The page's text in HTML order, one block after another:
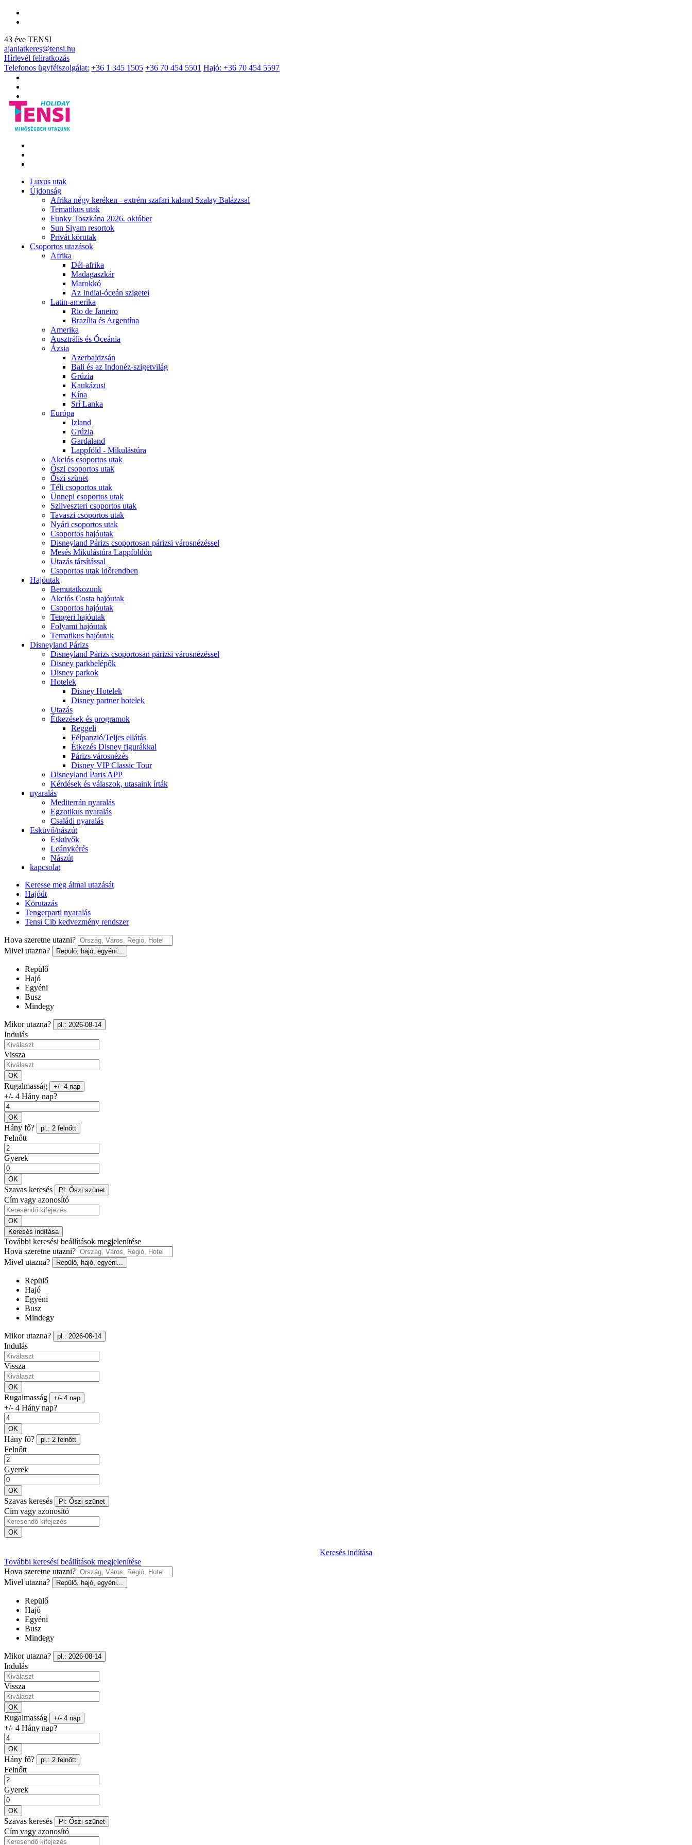
43 éve TENSI
ajanlatkeres@tensi.hu
Hírlevél feliratkozás
Telefonos ügyfélszolgálat: +36 1 345 1505 +36 70 454 5501 Hajó: +36 70 454 5597
Luxus utak
Újdonság
Afrika négy keréken - extrém szafari kaland Szalay Balázzsal
Tematikus utak
Funky Toszkána 2026. október
Sun Siyam resortok
Privát körutak
Csoportos utazások
Afrika
Dél-afrika
Madagaszkár
Marokkó
Az Indiai-óceán szigetei
Latin-amerika
Rio de Janeiro
Brazília és Argentína
Amerika
Ausztrális és Óceánia
Ázsia
Azerbajdzsán
Bali és az Indonéz-szigetvilág
Grúzia
Kaukázusi
Kína
Srí Lanka
Európa
Izland
Grúzia
Gardaland
Lappföld - Mikulástúra
Akciós csoportos utak
Őszi csoportos utak
Őszi szünet
Téli csoportos utak
Ünnepi csoportos utak
Szilveszteri csoportos utak
Tavaszi csoportos utak
Nyári csoportos utak
Csoportos hajóutak
Disneyland Párizs csoportosan párizsi városnézéssel
Mesés Mikulástúra Lappföldön
Utazás társítással
Csoportos utak időrendben
Hajóutak
Bemutatkozunk
Akciós Costa hajóutak
Csoportos hajóutak
Tengeri hajóutak
Folyami hajóutak
Tematikus hajóutak
Disneyland Párizs
Disneyland Párizs csoportosan párizsi városnézéssel
Disney parkbelépők
Disney parkok
Hotelek
Disney Hotelek
Disney partner hotelek
Utazás
Étkezések és programok
Reggeli
Félpanzió/Teljes ellátás
Étkezés Disney figurákkal
Párizs városnézés
Disney VIP Classic Tour
Disneyland Paris APP
Kérdések és válaszok, utasaink írták
nyaralás
Mediterrán nyaralás
Egzotikus nyaralás
Családi nyaralás
Esküvő/nászút
Esküvők
Leánykérés
Nászút
kapcsolat
Keresse meg álmai utazását
Hajóút
Körutazás
Tengerparti nyaralás
Tensi Cib kedvezmény rendszer
Hova szeretne utazni?
Mivel utazna?
Repülő, hajó, egyéni...
Repülő
Hajó
Egyéni
Busz
Mindegy
Mikor utazna? pl.: 2026-08-14
Indulás
Vissza
OK
Rugalmasság +/- 4 nap
+/- 4 Hány nap?
OK
Hány fő? pl.: 2 felnőtt
Felnőtt
Gyerek
OK
Szavas keresés Pl: Őszi szünet
Cím vagy azonosító
OK
Keresés indítása
További keresési beállítások megjelenítése
Hova szeretne utazni?
Mivel utazna?
Repülő, hajó, egyéni...
Repülő
Hajó
Egyéni
Busz
Mindegy
Mikor utazna? pl.: 2026-08-14
Indulás
Vissza
OK
Rugalmasság +/- 4 nap
+/- 4 Hány nap?
OK
Hány fő? pl.: 2 felnőtt
Felnőtt
Gyerek
OK
Szavas keresés Pl: Őszi szünet
Cím vagy azonosító
OK
Keresés indítása
További keresési beállítások megjelenítése
Hova szeretne utazni?
Mivel utazna?
Repülő, hajó, egyéni...
Repülő
Hajó
Egyéni
Busz
Mindegy
Mikor utazna? pl.: 2026-08-14
Indulás
Vissza
OK
Rugalmasság +/- 4 nap
+/- 4 Hány nap?
OK
Hány fő? pl.: 2 felnőtt
Felnőtt
Gyerek
OK
Szavas keresés Pl: Őszi szünet
Cím vagy azonosító